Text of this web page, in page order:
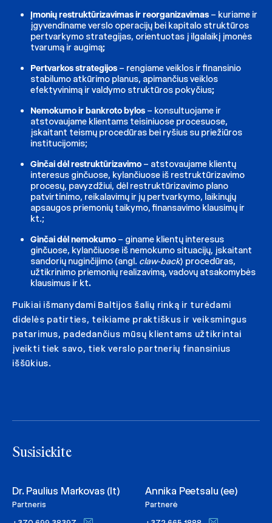
Įmonių restruktūrizavimas ir reorganizavimas – kuriame ir
įgyvendiname verslo operacijų bei kapitalo struktūros
pertvarkymo strategijas, orientuotas į ilgalaikį įmonės
tvarumą ir augimą;
Pertvarkos strategijos – rengiame veiklos ir finansinio
stabilumo atkūrimo planus, apimančius veiklos
efektyvinimą ir valdymo struktūros pokyčius;
Nemokumo ir bankroto bylos – konsultuojame ir
atstovaujame klientams teisiniuose procesuose,
įskaitant teismų procedūras bei ryšius su priežiūros
institucijomis;
Ginčai dėl restruktūrizavimo – atstovaujame klientų
interesus ginčuose, kylančiuose iš restruktūrizavimo
procesų, pavyzdžiui, dėl restruktūrizavimo plano
patvirtinimo, reikalavimų ir jų pertvarkymo, laikinųjų
apsaugos priemonių taikymo, finansavimo klausimų ir
kt.;
Ginčai dėl nemokumo – giname klientų interesus
ginčuose, kylančiuose iš nemokumo situacijų, įskaitant
sandorių nuginčijimo (angl. claw-back) procedūras,
užtikrinimo priemonių realizavimą, vadovų atsakomybės
klausimus ir kt.
Puikiai išmanydami Baltijos šalių rinką ir turėdami
didelės patirties, teikiame praktiškus ir veiksmingus
patarimus, padedančius mūsų klientams užtikrintai
įveikti tiek savo, tiek verslo partnerių finansinius
iššūkius.
Susisiekite
Dr. Paulius Markovas (lt)
Partneris
Annika Peetsalu (ee)
Partnerė